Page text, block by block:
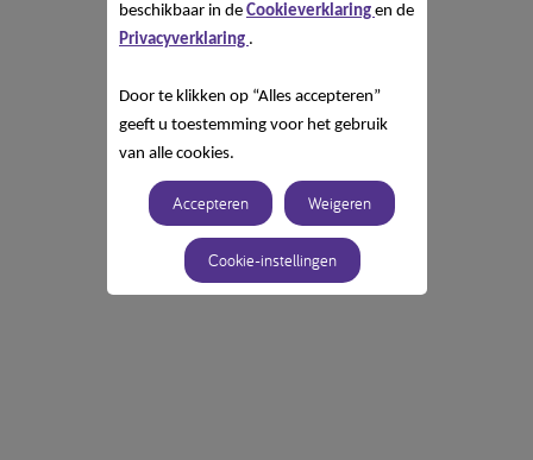
beschikbaar in de Cookieverklaring en de
Privacyverklaring .
Door te klikken op “Alles accepteren”
geeft u toestemming voor het gebruik
van alle cookies.
Accepteren Weigeren
Cookie-instellingen